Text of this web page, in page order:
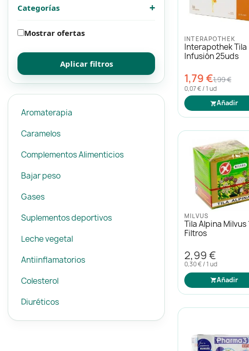
Mascotas
Higiene
Ortopedia
Mascotas
Higiene
Ortopedia
Categorías +
Mostrar ofertas
Aplicar filtros
Aromaterapia
Caramelos
Complementos Alimenticios
Bajar peso
Gases
Suplementos deportivos
Leche vegetal
Antiinflamatorios
Colesterol
Diuréticos
INTERAPOTHEK
Interapothek Tila
Infusión 25uds
1,79 €1,99 €
0,07 € / 1 ud
Añadir
MILVUS
Tila Alpina Milvus
Filtros
2,99 €
0,30 € / 1 ud
Añadir